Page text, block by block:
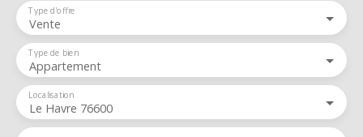
Vente
Type d'offre
Appartement
Type de bien
Le Havre 76600
Localisation